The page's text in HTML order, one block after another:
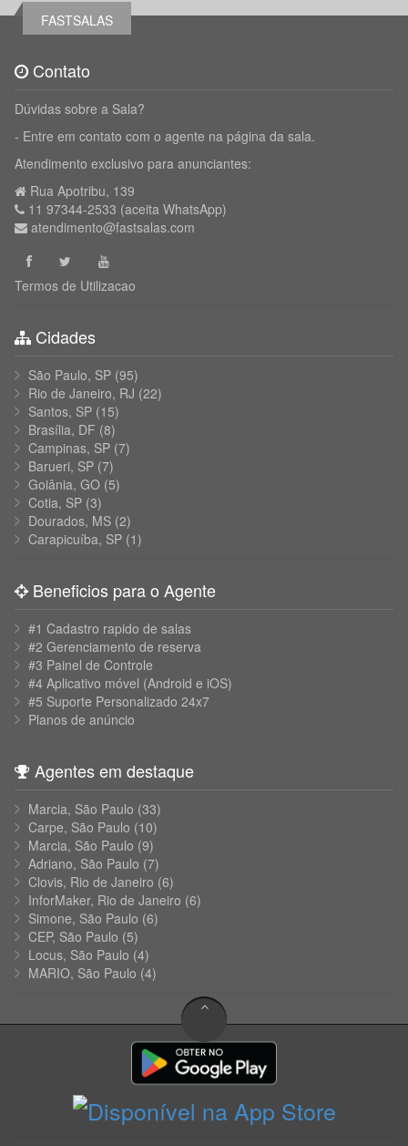
FASTSALAS
Contato
Dúvidas sobre a Sala?
- Entre em contato com o agente na página da sala.
Atendimento exclusivo para anunciantes:
Rua Apotribu, 139
11 97344-2533 (aceita WhatsApp)
atendimento@fastsalas.com
Termos de Utilizacao
Cidades
São Paulo, SP (95)
Rio de Janeiro, RJ (22)
Santos, SP (15)
Brasília, DF (8)
Campinas, SP (7)
Barueri, SP (7)
Goiânia, GO (5)
Cotia, SP (3)
Dourados, MS (2)
Carapicuíba, SP (1)
Beneficios para o Agente
#1 Cadastro rapido de salas
#2 Gerenciamento de reserva
#3 Painel de Controle
#4 Aplicativo móvel (Android e iOS)
#5 Suporte Personalizado 24x7
Planos de anúncio
Agentes em destaque
Marcia, São Paulo (33)
Carpe, São Paulo (10)
Marcia, São Paulo (9)
Adriano, São Paulo (7)
Clovis, Rio de Janeiro (6)
InforMaker, Rio de Janeiro (6)
Simone, São Paulo (6)
CEP, São Paulo (5)
Locus, São Paulo (4)
MARIO, São Paulo (4)